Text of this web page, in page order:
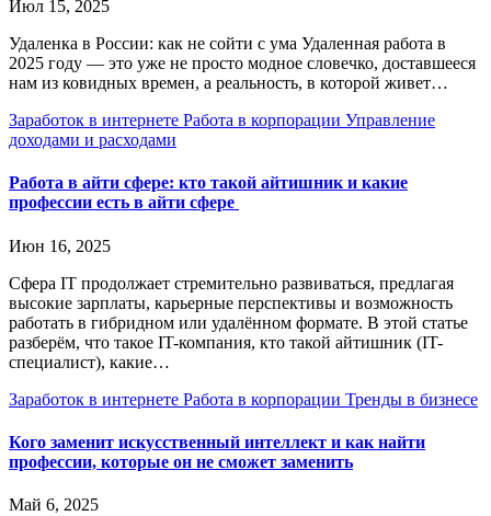
Июл 15, 2025
Удаленка в России: как не сойти с ума Удаленная работа в
2025 году — это уже не просто модное словечко, доставшееся
нам из ковидных времен, а реальность, в которой живет…
Заработок в интернете Работа в корпорации Управление
доходами и расходами
Работа в айти сфере: кто такой айтишник и какие
профессии есть в айти сфере
Июн 16, 2025
Сфера IT продолжает стремительно развиваться, предлагая
высокие зарплаты, карьерные перспективы и возможность
работать в гибридном или удалённом формате. В этой статье
разберём, что такое IT-компания, кто такой айтишник (IT-
специалист), какие…
Заработок в интернете Работа в корпорации Тренды в бизнесе
Кого заменит искусственный интеллект и как найти
профессии, которые он не сможет заменить
Май 6, 2025